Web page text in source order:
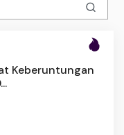
Keberuntungan